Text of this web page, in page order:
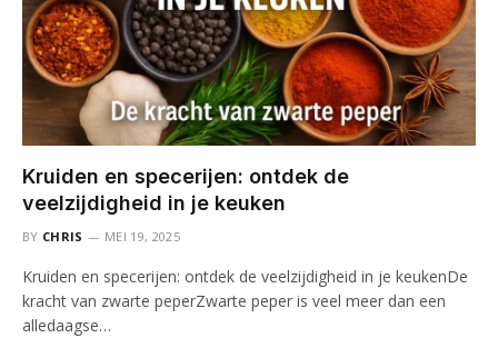
Kruiden en specerijen: ontdek de
veelzijdigheid in je keuken
BY CHRIS MEI 19, 2025
Kruiden en specerijen: ontdek de veelzijdigheid in je keukenDe
kracht van zwarte peperZwarte peper is veel meer dan een
alledaagse…